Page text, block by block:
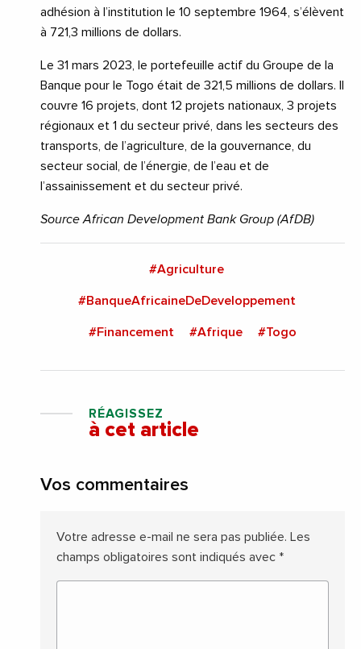
adhésion à l’institution le 10 septembre 1964, s’élèvent
à 721,3 millions de dollars.
Le 31 mars 2023, le portefeuille actif du Groupe de la
Banque pour le Togo était de 321,5 millions de dollars. Il
couvre 16 projets, dont 12 projets nationaux, 3 projets
régionaux et 1 du secteur privé, dans les secteurs des
transports, de l’agriculture, de la gouvernance, du
secteur social, de l’énergie, de l’eau et de
l’assainissement et du secteur privé.
Source African Development Bank Group (AfDB)
#Agriculture
#BanqueAfricaineDeDeveloppement
#Financement #Afrique #Togo
RÉAGISSEZ
à cet article
Vos commentaires
Votre adresse e-mail ne sera pas publiée. Les
champs obligatoires sont indiqués avec *